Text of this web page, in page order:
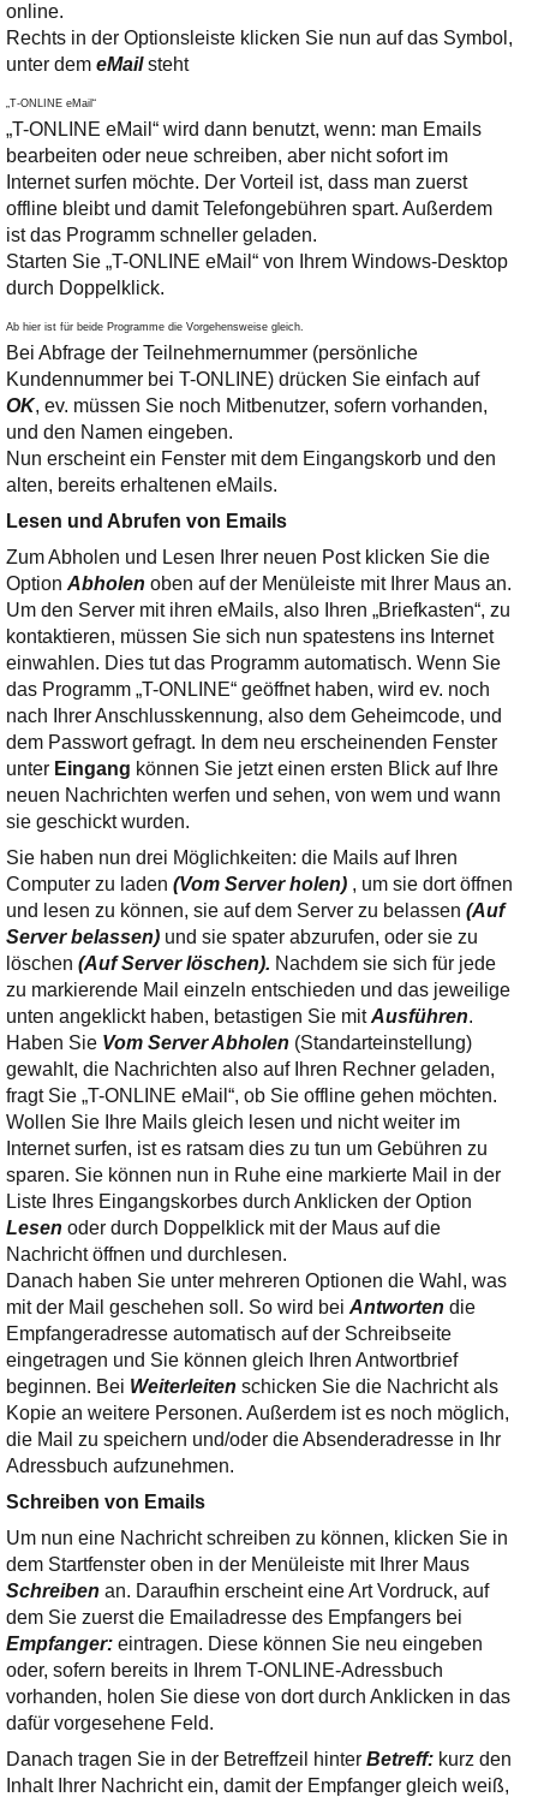
online.
Rechts in der Optionsleiste klicken Sie nun auf das Symbol,
unter dem eMailsteht
„T-ONLINE eMail“
„T-ONLINE eMail“ wird dann benutzt, wenn: man Emails
bearbeiten oder neue schreiben, aber nicht sofort im
Internet surfen möchte. Der Vorteil ist, dass man zuerst
offline bleibt und damit Telefongebühren spart. Außerdem
ist das Programm schneller geladen.
Starten Sie „T-ONLINE eMail“ von Ihrem Windows-Desktop
durch Doppelklick.
Ab hier ist für beide Programme die Vorgehensweise gleich.
Bei Abfrage der Teilnehmernummer (persönliche
Kundennummer bei T-ONLINE) drücken Sie einfach auf
OK, ev. müssen Sie noch Mitbenutzer, sofern vorhanden,
und den Namen eingeben.
Nun erscheint ein Fenster mit dem Eingangskorb und den
alten, bereits erhaltenen eMails.
Lesen und Abrufen von Emails
Zum Abholen und Lesen Ihrer neuen Post klicken Sie die
Option Abholen oben auf der Menüleiste mit Ihrer Maus an.
Um den Server mit ihren eMails, also Ihren „Briefkasten“, zu
kontaktieren, müssen Sie sich nun spatestens ins Internet
einwahlen. Dies tut das Programm automatisch. Wenn Sie
das Programm „T-ONLINE“ geöffnet haben, wird ev. noch
nach Ihrer Anschlusskennung, also dem Geheimcode, und
dem Passwort gefragt. In dem neu erscheinenden Fenster
unter Eingang können Sie jetzt einen ersten Blick auf Ihre
neuen Nachrichten werfen und sehen, von wem und wann
sie geschickt wurden.
Sie haben nun drei Möglichkeiten: die Mails auf Ihren
Computer zu laden (Vom Server holen), um sie dort öffnen
und lesen zu können, sie auf dem Server zu belassen (Auf
Server belassen)und sie spater abzurufen, oder sie zu
löschen (Auf Server löschen). Nachdem sie sich für jede
zu markierende Mail einzeln entschieden und das jeweilige
unten angeklickt haben, betastigen Sie mitAusführen.
Haben Sie Vom Server Abholen (Standarteinstellung)
gewahlt, die Nachrichten also auf Ihren Rechner geladen,
fragt Sie „T-ONLINE eMail“, ob Sie offline gehen möchten.
Wollen Sie Ihre Mails gleich lesen und nicht weiter im
Internet surfen, ist es ratsam dies zu tun um Gebühren zu
sparen. Sie können nun in Ruhe eine markierte Mail in der
Liste Ihres Eingangskorbes durch Anklicken der Option
Lesen oder durch Doppelklick mit der Maus auf die
Nachricht öffnen und durchlesen.
Danach haben Sie unter mehreren Optionen die Wahl, was
mit der Mail geschehen soll. So wird bei Antworten die
Empfangeradresse automatisch auf der Schreibseite
eingetragen und Sie können gleich Ihren Antwortbrief
beginnen. Bei Weiterleiten schicken Sie die Nachricht als
Kopie an weitere Personen. Außerdem ist es noch möglich,
die Mail zu speichern und/oder die Absenderadresse in Ihr
Adressbuch aufzunehmen.
Schreiben von Emails
Um nun eine Nachricht schreiben zu können, klicken Sie in
dem Startfenster oben in der Menüleiste mit Ihrer Maus
Schreiben an. Daraufhin erscheint eine Art Vordruck, auf
dem Sie zuerst die Emailadresse des Empfangers bei
Empfanger:eintragen. Diese können Sie neu eingeben
oder, sofern bereits in Ihrem T-ONLINE-Adressbuch
vorhanden, holen Sie diese von dort durch Anklicken in das
dafür vorgesehene Feld.
Danach tragen Sie in der Betreffzeil hinter Betreff:kurz den
Inhalt Ihrer Nachricht ein, damit der Empfanger gleich weiß,